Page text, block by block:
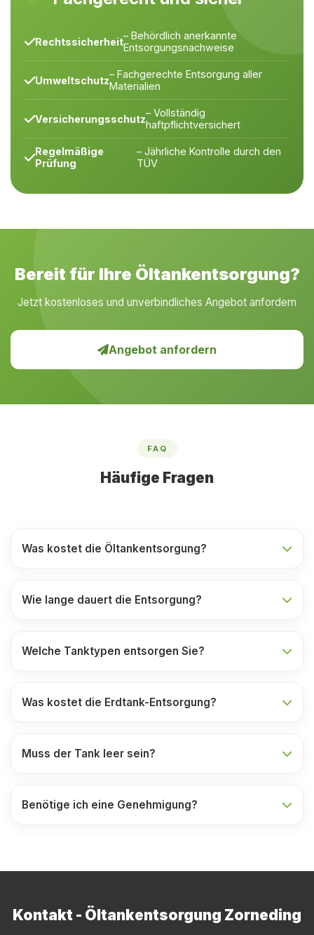
Rechtssicherheit– Behördlich anerkannte
Entsorgungsnachweise
Umweltschutz– Fachgerechte Entsorgung aller
Materialien
Versicherungsschutz– Vollständig
haftpflichtversichert
Regelmäßige
Prüfung
– Jährliche Kontrolle durch den
TÜV
Bereit für Ihre Öltankentsorgung?
Jetzt kostenloses und unverbindliches Angebot anfordern
Angebot anfordern
FAQ
Häufige Fragen
Was kostet die Öltankentsorgung?
Wie lange dauert die Entsorgung?
Welche Tanktypen entsorgen Sie?
Was kostet die Erdtank-Entsorgung?
Muss der Tank leer sein?
Benötige ich eine Genehmigung?
Kontakt - Öltankentsorgung Zorneding